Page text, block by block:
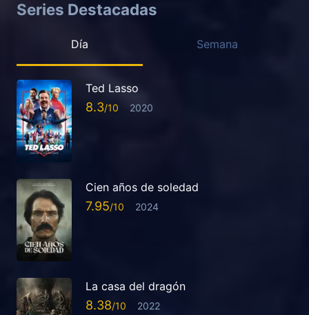
Series Destacadas
Día Semana
Ted Lasso
8.3 2020
Cien años de soledad
7.95 2024
La casa del dragón
8.38 2022